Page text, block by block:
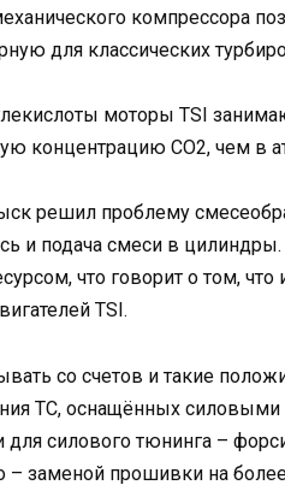
компрессора
для классических
моторы TSI
концентрацию СО2, чем в
решил проблему
и подача смеси в
что говорит о том,
TSI.
со счетов и такие
ТС, оснащённых силовыми
силового тюнинга –
– заменой прошивки на